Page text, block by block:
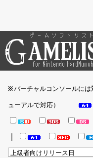
※バーチャルコンソールに
ューアルで対応）